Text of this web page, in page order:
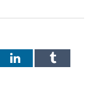
LinkedInTumblr